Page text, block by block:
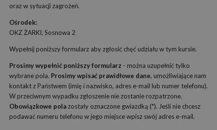
oraz w sytuacji zagrożeń.
Ośrodek:
OKZ ŻARKI, Sosnowa 2
Wypełnij poniższy formularz aby zgłosić chęć udziału w tym kursie.
Prosimy wypełnić poniższy formularz - można uzupełnić tylko
wybrane pola. Prosimy wpisać prawidłowe dane, umożliwiające nam
kontakt z Państwem (imię i nazwisko, adres e-mail lub numer telefonu).
W przeciwnym wypadku zgłoszenie nie zostanie rozpatrzone.
Obowiązkowe polazostały oznaczone gwiazdką (*). Jeśli nie chcesz
podawać numeru telefonu w jego miejsce wpisz swój adres e-mail.